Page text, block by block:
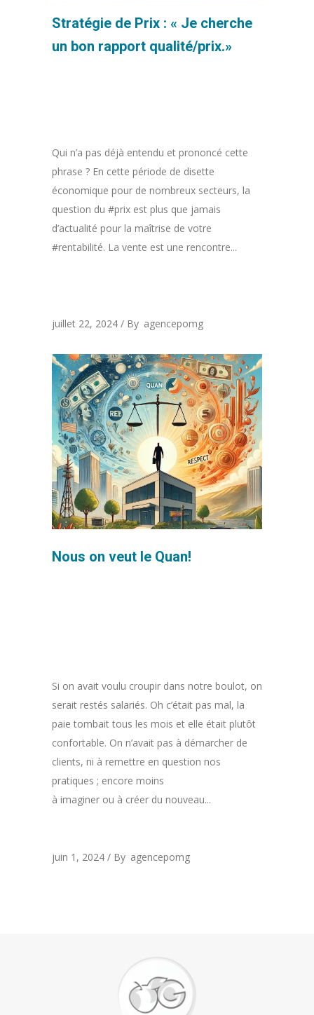
Stratégie de Prix : « Je cherche
un bon rapport qualité/prix.»
Qui n’a pas déjà entendu et prononcé cette
phrase ? En cette période de disette
économique pour de nombreux secteurs, la
question du #prix est plus que jamais
d’actualité pour la maîtrise de votre
#rentabilité. La vente est une rencontre...
juillet 22, 2024 By agencepomg
Nous on veut le Quan!
Si on avait voulu croupir dans notre boulot, on
serait restés salariés. Oh c’était pas mal, la
paie tombait tous les mois et elle était plutôt
confortable. On n’avait pas à démarcher de
clients, ni à remettre en question nos
pratiques ; encore moins
à imaginer ou à créer du nouveau...
juin 1, 2024 By agencepomg